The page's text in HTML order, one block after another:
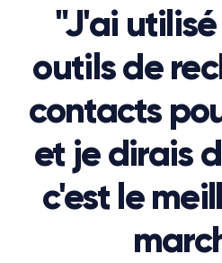
"J'ai
outils de
contacts
et je dirais
c'est le